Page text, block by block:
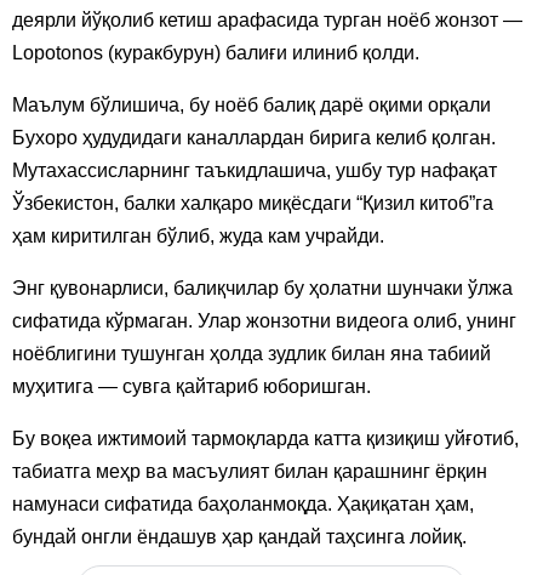
деярли йўқолиб кетиш арафасида турган ноёб жонзот —
Lopotonos (куракбурун) балиғи илиниб қолди.
Маълум бўлишича, бу ноёб балиқ дарё оқими орқали
Бухоро ҳудудидаги каналлардан бирига келиб қолган.
Мутахассисларнинг таъкидлашича, ушбу тур нафақат
Ўзбекистон, балки халқаро миқёсдаги “Қизил китоб”га
ҳам киритилган бўлиб, жуда кам учрайди.
Энг қувонарлиси, балиқчилар бу ҳолатни шунчаки ўлжа
сифатида кўрмаган. Улар жонзотни видеога олиб, унинг
ноёблигини тушунган ҳолда зудлик билан яна табиий
муҳитига — сувга қайтариб юборишган.
Бу воқеа ижтимоий тармоқларда катта қизиқиш уйғотиб,
табиатга меҳр ва масъулият билан қарашнинг ёрқин
намунаси сифатида баҳоланмоқда. Ҳақиқатан ҳам,
бундай онгли ёндашув ҳар қандай таҳсинга лойиқ.